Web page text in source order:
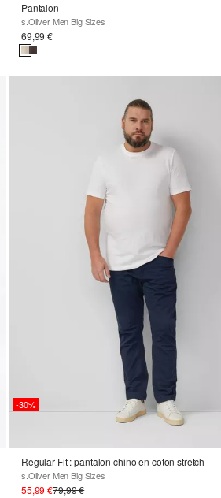
Pantalon
s.Oliver Men Big Sizes
69,99 €
-30%
Regular Fit : pantalon chino en coton stretch
s.Oliver Men Big Sizes
55,99 €79,99 €